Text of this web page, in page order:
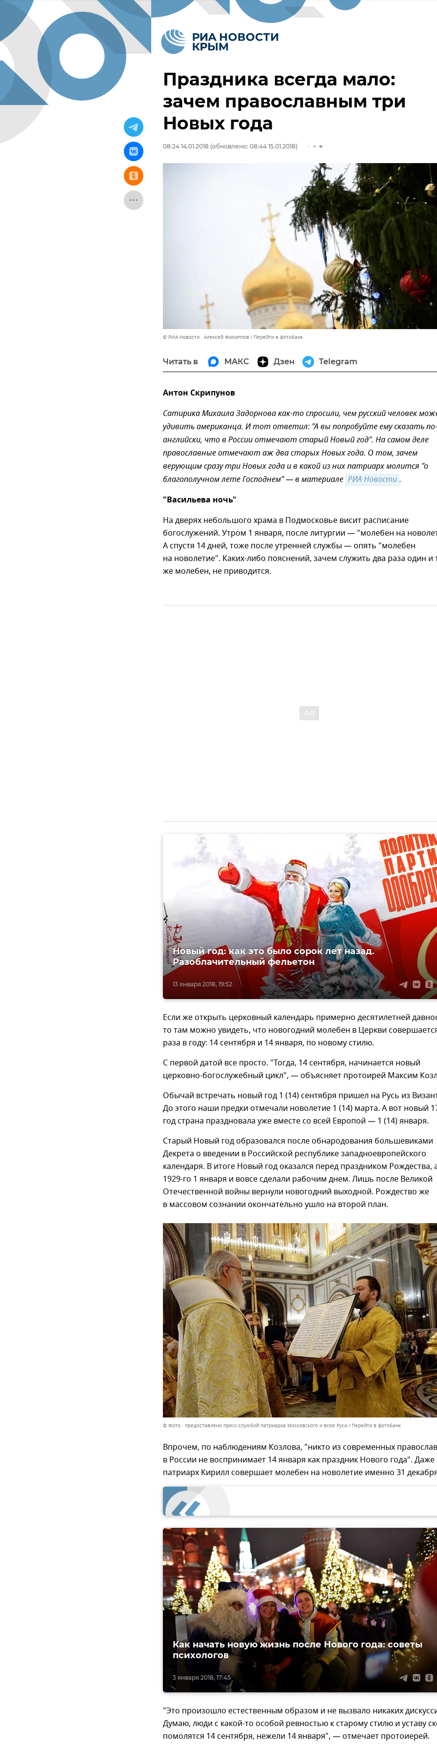
Праздника всегда мало:
зачем православным три
Новых года
08:24 14.01.2018 (обновлено: 08:44 15.01.2018)
© РИА Новости . Алексей Филиппов Перейти в фотобанк
Читать в МАКС Дзен Telegram
Антон Скрипунов
Сатирика Михаила Задорнова как-то спросили, чем русский человек
удивить американца. И тот ответил: "А вы попробуйте ему сказать по-
английски, что в России отмечают старый Новый год". На самом деле
православные отмечают аж два старых Новых года. О том, зачем
верующим сразу три Новых года и в какой из них патриарх молится "о
благополучном лете Господнем" — в материале РИА Новости.
"Васильева ночь"
На дверях небольшого храма в Подмосковье висит расписание
богослужений. Утром 1 января, после литургии — "молебен на
А спустя 14 дней, тоже после утренней службы — опять "молебен
на новолетие". Каких-либо пояснений, зачем служить два раза один и
же молебен, не приводится.
13 января 2018, 19:52
Новый год: как это было сорок лет назад.
Разоблачительный фельетон
Если же открыть церковный календарь примерно десятилетней
то там можно увидеть, что новогодний молебен в Церкви
раза в году: 14 сентября и 14 января, по новому стилю.
С первой датой все просто. "Тогда, 14 сентября, начинается новый
церковно-богослужебный цикл", — объясняет протоирей Максим
Обычай встречать новый год 1 (14) сентября пришел на Русь из
До этого наши предки отмечали новолетие 1 (14) марта. А вот новый
год страна праздновала уже вместе со всей Европой — 1 (14) января.
Старый Новый год образовался после обнародования большевиками
Декрета о введении в Российской республике западноевропейского
календаря. В итоге Новый год оказался перед праздником Рождества,
1929-го 1 января и вовсе сделали рабочим днем. Лишь после Великой
Отечественной войны вернули новогодний выходной. Рождество же
в массовом сознании окончательно ушло на второй план.
© Фото : предоставлено пресс-службой патриарха Московского и всея Руси Перейти в фотобанк
Впрочем, по наблюдениям Козлова, "никто из современных
в России не воспринимает 14 января как праздник Нового года". Даже
патриарх Кирилл совершает молебен на новолетие именно 31
3 января 2018, 17:45
Как начать новую жизнь после Нового года: советы
психологов
"Это произошло естественным образом и не вызвало никаких
Думаю, люди с какой-то особой ревностью к старому стилю и уставу
помолятся 14 сентября, нежели 14 января", — отмечает протоиерей.